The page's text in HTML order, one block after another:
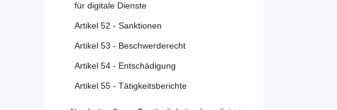
Artikel 15 - Transparenzberichtspflichten der
Abschnitt 2 - Zusätzliche Bestimmungen für
Plattformen
Artikel 16 - Melde- und Abhilfeverfahren
für digitale Dienste
Artikel 52 - Sanktionen
Artikel 53 - Beschwerderecht
Artikel 54 - Entschädigung
Artikel 55 - Tätigkeitsberichte